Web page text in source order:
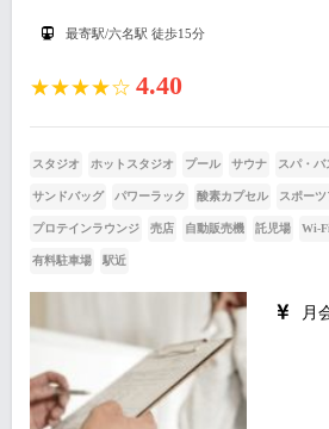
最寄駅/六名駅 徒歩15分
★★★★☆ 4.40
スタジオ ホットスタジオ プール サウナ スパ・バ
サンドバッグ パワーラック 酸素カプセル スポー
プロテインラウンジ 売店 自動販売機 託児場 Wi-
有料駐車場 駅近
月